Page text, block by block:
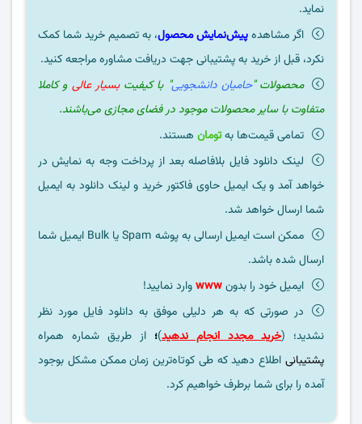
نماید.
اگر مشاهدهپیش‌نمایش محصول، به تصمیم خرید شما کمک
نکرد، قبل از خرید به پشتیبانی جهت دریافت مشاوره مراجعه کنید.
محصولات "حامیان دانشجویی" با کیفیت بسیار عالی و کاملا
متفاوت با سایر محصولات موجود در فضای مجازی می‌باشند.
تمامی قیمت‌ها بهتومان هستند.
لینک دانلود فایل بلافاصله بعد از پرداخت وجه به نمایش در
خواهد آمد و یک ایمیل حاوی فاکتور خرید و لینک دانلود به ایمیل
شما ارسال خواهد شد.
ممکن است ایمیل ارسالی به پوشه Spam یا Bulk ایمیل شما
ارسال شده باشد.
ایمیل خود را بدونwwwوارد نمایید!
در صورتی که به هر دلیلی موفق به دانلود فایل مورد نظر
نشدید؛ (خرید مجدد انجام ندهید)؛ از طریق شماره همراه
پشتیبانی اطلاع دهید که طی کوتاه‌ترین زمان ممکن مشکل بوجود
آمده را برای شما برطرف خواهیم کرد.